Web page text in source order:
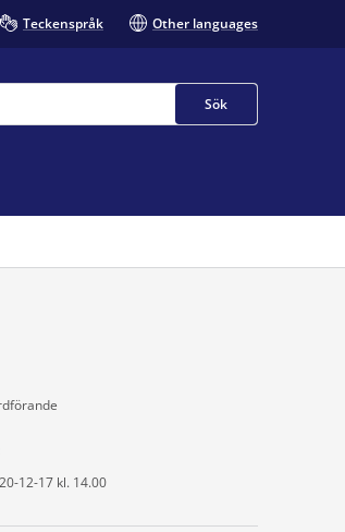
Teckenspråk Other languages
Sök
12-17 kl. 14.00